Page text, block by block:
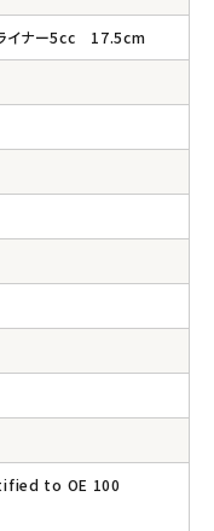
イナー5cc 17.5cm
to OE 100